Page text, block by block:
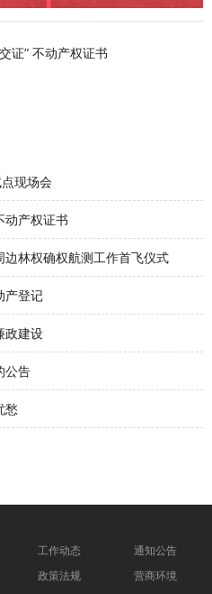
证” 不动产权证书
现场会
动产权证书
林权确权航测工作首飞仪式
产登记
政建设
公告
愁
工作动态
通知公告
政策法规 营商环境